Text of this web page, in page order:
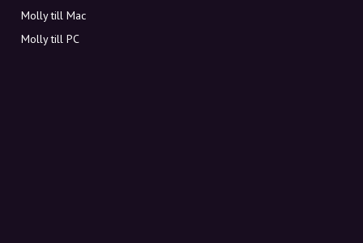
Molly till Mac
Molly till PC